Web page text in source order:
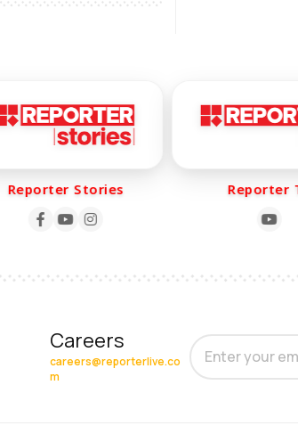
Reporter Stories Reporter TV
Careers
careers@reporterlive.co
m